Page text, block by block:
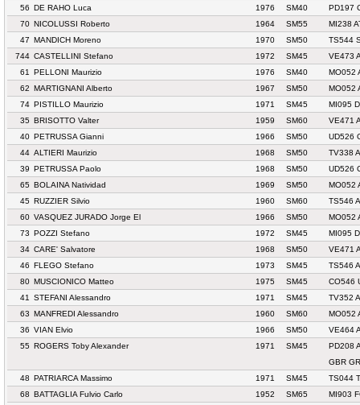
56 DE RAHO Luca 1976 SM40
PD197
70 NICOLUSSI Roberto 1964 SM55
MI238
47 MANDICH Moreno 1970 SM50
TS544
744 CASTELLINI Stefano 1972 SM45
VE473
61
PELLONI Maurizio 1976 SM40
MO052
62 MARTIGNANI Alberto 1967 SM50
MO052
74 PISTILLO Maurizio 1971 SM45
MI095
35 BRISOTTO Valter 1959 SM60
VE471
40 PETRUSSA Gianni 1966 SM50
UD526
44 ALTIERI Maurizio 1968 SM50
TV338
39 PETRUSSA Paolo 1968 SM50
UD526
65 BOLAINA Natividad 1969 SM50
MO052
45 RUZZIER Silvio 1960 SM60
TS546
60 VASQUEZ JURADO Jorge El 1966 SM50
MO052
73 POZZI Stefano 1972 SM45
MI095
34 CARE' Salvatore 1968 SM50
VE471
46 FLEGO Stefano 1973 SM45
TS546
80 MUSCIONICO Matteo 1975 SM45
CO546
41
STEFANI Alessandro 1971 SM45
TV352
63 MANFREDI Alessandro 1960 SM60
MO052
36 VIAN Elvio 1966 SM50
VE464
55 ROGERS Toby Alexander 1971 SM45
PD208
GBR
48 PATRIARCA Massimo 1971 SM45
TS044
68 BATTAGLIA Fulvio Carlo 1952 SM65
MI903